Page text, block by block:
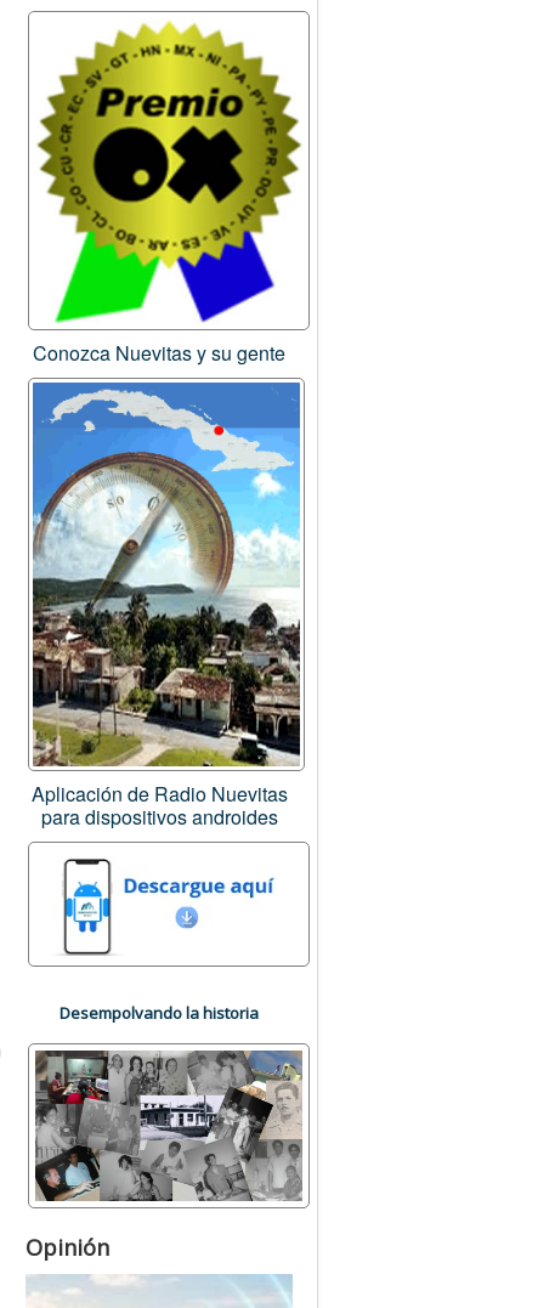
Conozca Nuevitas y su gente
Aplicación de Radio Nuevitas
para dispositivos androides
Desempolvando la historia
Opinión